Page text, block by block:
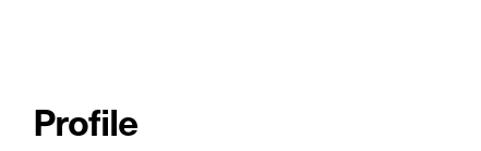
Profile